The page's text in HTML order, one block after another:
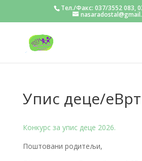
Тел./Факс: 037/3552 083,
Упис деце/
Конкурс за упис деце 2026.
Поштовани родитељи,